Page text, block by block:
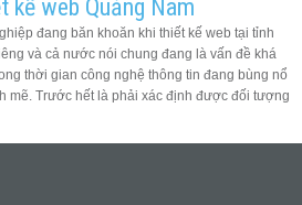
kế web Quảng Nam
đang băn khoăn khi thiết kế web tại tỉnh
và cả nước nói chung đang là vấn đề khá
thời gian công nghệ thông tin đang bùng nổ
mẽ. Trước hết là phải xác định được đối tượng